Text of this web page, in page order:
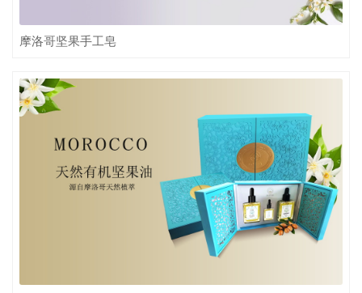
摩洛哥坚果手工皂